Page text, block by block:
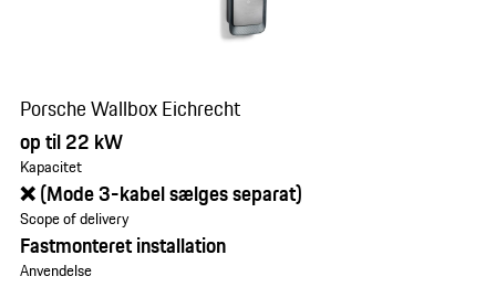
Porsche Wallbox Eichrecht
op til 22 kW
Kapacitet
❌ (Mode 3-kabel sælges separat)
Scope of delivery
Fastmonteret installation
Anvendelse